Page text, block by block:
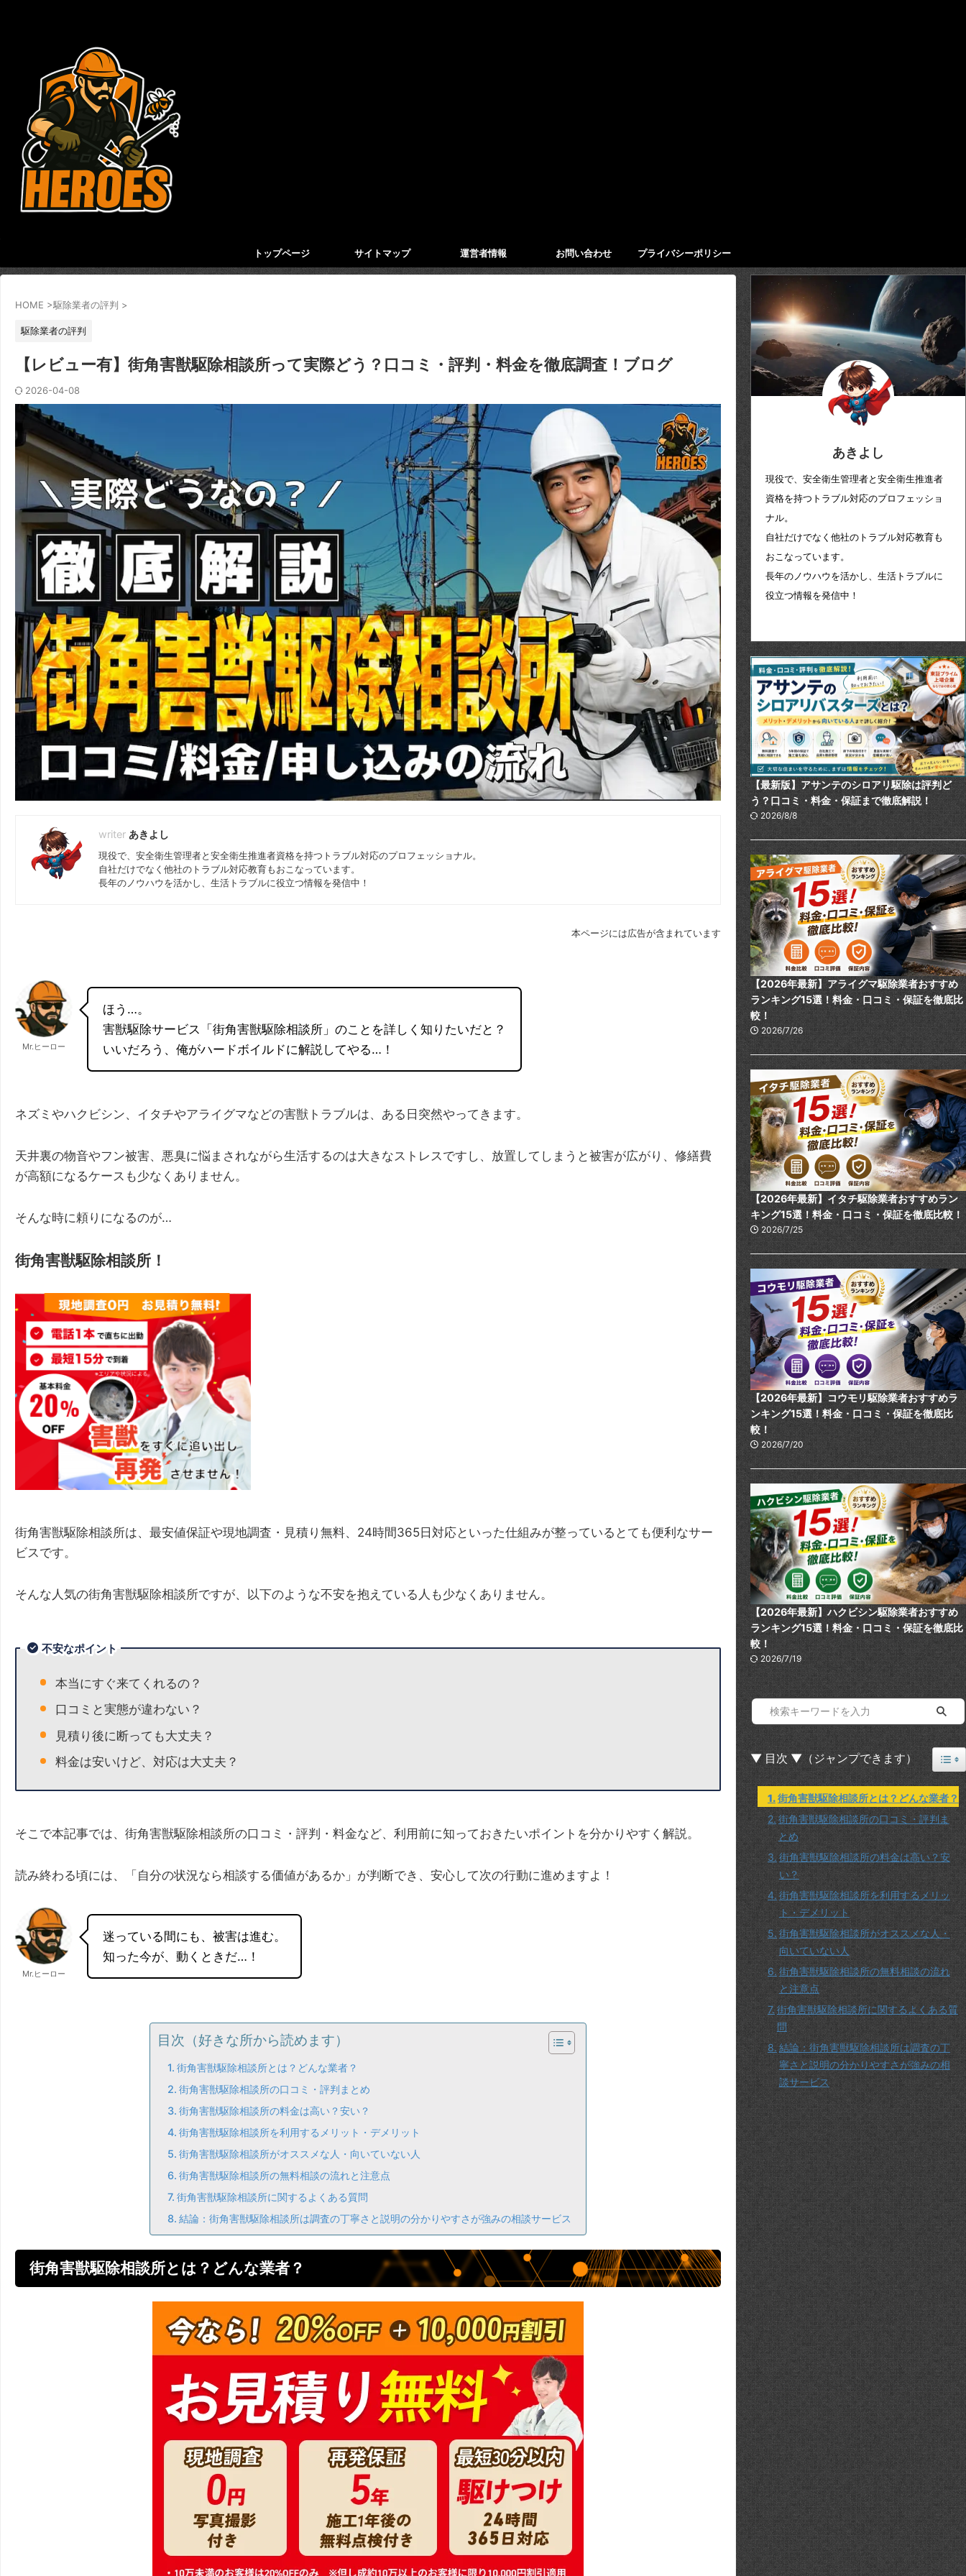
トップページ サイトマップ 運営者情報 お問い合わせ プライバシーポリシー
HOME >駆除業者の評判 >
駆除業者の評判
【レビュー有】街角害獣駆除相談所って実際どう？口コミ・評判・料金を徹底調査！ブログ
2026-04-08
あきよし
現役で、安全衛生管理者と安全衛生推進者資格を持つトラブル対応のプロフェッショナル。
自社だけでなく他社のトラブル対応教育もおこなっています。
長年のノウハウを活かし、生活トラブルに役立つ情報を発信中！
本ページには広告が含まれています
Mr.ヒーロー
ほう…。
害獣駆除サービス「街角害獣駆除相談所」のことを詳しく知りたいだと？
いいだろう、俺がハードボイルドに解説してやる…！
ネズミやハクビシン、イタチやアライグマなどの害獣トラブルは、ある日突然やってきます。
天井裏の物音やフン被害、悪臭に悩まされながら生活するのは大きなストレスですし、放置してしまうと被害が広がり、修繕費
が高額になるケースも少なくありません。
そんな時に頼りになるのが…
街角害獣駆除相談所！
街角害獣駆除相談所は、最安値保証や現地調査・見積り無料、24時間365日対応といった仕組みが整っているとても便利なサー
ビスです。
そんな人気の街角害獣駆除相談所ですが、以下のような不安を抱えている人も少なくありません。
不安なポイント
本当にすぐ来てくれるの？
口コミと実態が違わない？
見積り後に断っても大丈夫？
料金は安いけど、対応は大丈夫？
そこで本記事では、街角害獣駆除相談所の口コミ・評判・料金など、利用前に知っておきたいポイントを分かりやすく解説。
読み終わる頃には、「自分の状況なら相談する価値があるか」が判断でき、安心して次の行動に進めますよ！
Mr.ヒーロー
迷っている間にも、被害は進む。
知った今が、動くときだ…！
目次（好きな所から読めます）
街角害獣駆除相談所とは？どんな業者？
街角害獣駆除相談所の口コミ・評判まとめ
街角害獣駆除相談所の料金は高い？安い？
街角害獣駆除相談所を利用するメリット・デメリット
街角害獣駆除相談所がオススメな人・向いていない人
街角害獣駆除相談所の無料相談の流れと注意点
街角害獣駆除相談所に関するよくある質問
結論：街角害獣駆除相談所は調査の丁寧さと説明の分かりやすさが強みの相談サービス
街角害獣駆除相談所とは？どんな業者？
あきよし
現役で、安全衛生管理者と安全衛生推進者
資格を持つトラブル対応のプロフェッショ
ナル。
自社だけでなく他社のトラブル対応教育も
おこなっています。
長年のノウハウを活かし、生活トラブルに
役立つ情報を発信中！
【最新版】アサンテのシロアリ駆除は評判ど
う？口コミ・料金・保証まで徹底解説！
2026/8/8
【2026年最新】アライグマ駆除業者おすすめ
ランキング15選！料金・口コミ・保証を徹底比
較！
2026/7/26
【2026年最新】イタチ駆除業者おすすめラン
キング15選！料金・口コミ・保証を徹底比較！
2026/7/25
【2026年最新】コウモリ駆除業者おすすめラ
ンキング15選！料金・口コミ・保証を徹底比
較！
2026/7/20
【2026年最新】ハクビシン駆除業者おすすめ
ランキング15選！料金・口コミ・保証を徹底比
較！
2026/7/19
▼ 目次 ▼（ジャンプできます）
街角害獣駆除相談所とは？どんな業者？
街角害獣駆除相談所の口コミ・評判ま
とめ
街角害獣駆除相談所の料金は高い？安
い？
街角害獣駆除相談所を利用するメリッ
ト・デメリット
街角害獣駆除相談所がオススメな人・
向いていない人
街角害獣駆除相談所の無料相談の流れ
と注意点
街角害獣駆除相談所に関するよくある質
問
結論：街角害獣駆除相談所は調査の丁
寧さと説明の分かりやすさが強みの相
談サービス